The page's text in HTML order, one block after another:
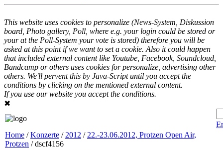
This website uses cookies to personalize (News-System, Diskussion
board, Photo gallery, Poll, where e.g. your login could be stored or
your at the Poll-System your vote is stored) therefore you will be
asked at this point if we want to set a cookie. Also it could happen
that included external content like Youtube, Facebook, Soundcloud,
Bandcamp or others uses cookies for personalize, advertising other
others. We'll pervent this by Java-Script until you accept the
conditions by clicking on the mentioned external content.
If you use our website you accept the conditions.
✖
Home /Konzerte / 2012 / 22.-23.06.2012, Protzen Open Air,
Protzen / dscf4156